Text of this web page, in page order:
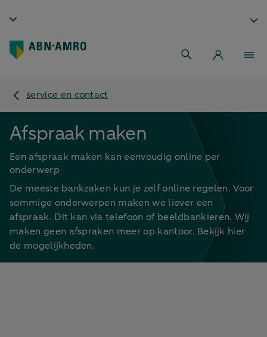
service en contact
Afspraak maken
Een afspraak maken kan eenvoudig online per
onderwerp
De meeste bankzaken kun je zelf online regelen. Voor
sommige onderwerpen maken we liever een
afspraak. Dit kan via telefoon of beeldbankieren. Wij
maken geen afspraken meer op kantoor. Bekijk hier
de mogelijkheden.